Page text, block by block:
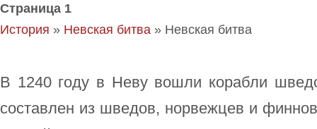
Страница 1
История » Невская битва » Невская битва
В 1240 году в Неву вошли корабли
составлен из шведов, норвежцев и